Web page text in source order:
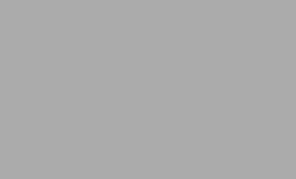
/ Insektenschutz / Einbruchschutz